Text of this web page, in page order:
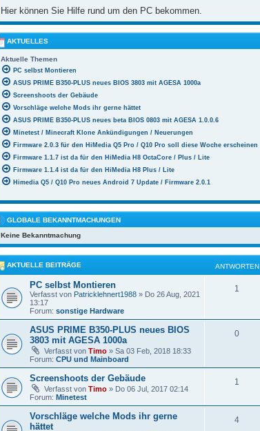
Hier können Sie Hilfe rund um den PC bekommen.
AKTUELLES
Aktuelle Themen
PC selbst Montieren
ASUS PRIME B350-PLUS neues BIOS 3803 mit AGESA 1000a
Screenshoots der Gebäude
Vorschläge welche Mods ihr gerne hättet
ASUS PRIME B350-PLUS neues beta BIOS 0803 mit AGESA 1.0.0.6
Minetest / Minecraft Klone Ankündigungen / Neuerungen
Firmware 2.0.3 für den HiMedia Q5 Pro / Q10 Pro soll diese Woche erscheinen
Firmware 1.1.7 ist da für den HiMedia H8 OctaCore / Plus / Lite
Firmware 1.1.4 ist da für den HiMedia H8 Plus / Lite
Himedia Q5 / Q10 Pro neues Android 7 Update / Firmware 2.0.1
GLOBALE BEKANNTMACHUNGEN
Keine Bekanntmachung
AKTUELLE BEITRÄGE ANTWORTEN
PC selbst Montieren
Verfasst von Patricklehnert1988 » Do 26 Aug, 2021
13:17
Forum: sonstige Hardware
1
ASUS PRIME B350-PLUS neues BIOS
3803 mit AGESA 1000a
Verfasst von Timo » Sa 03 Feb, 2018 18:33
Forum: CPU und Mainboard
0
Screenshoots der Gebäude
Verfasst von Timo » Do 06 Jul, 2017 02:14
Forum: Minetest
1
Vorschläge welche Mods ihr gerne
hättet
4